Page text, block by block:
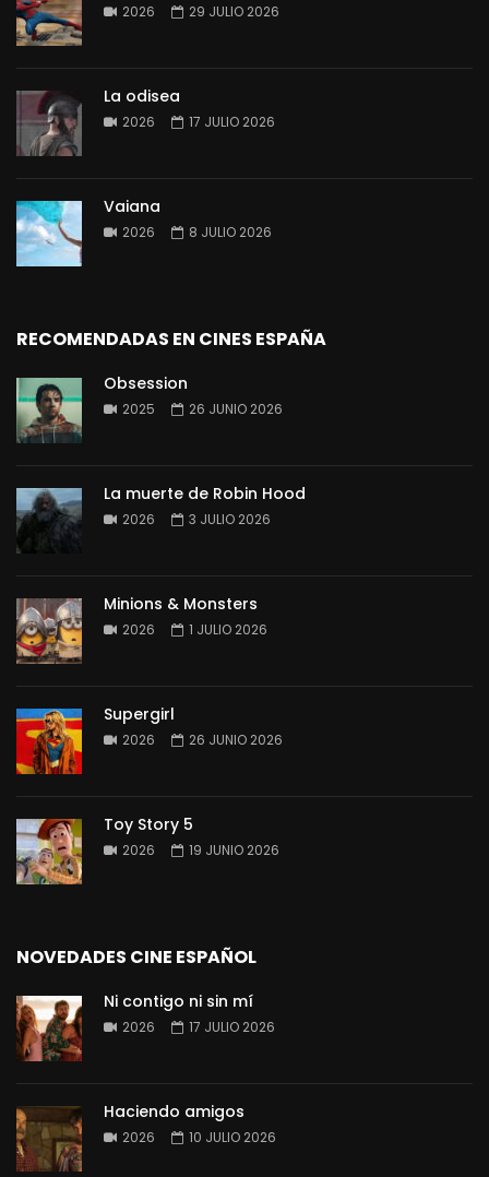
2026 29 JULIO 2026
La odisea
2026 17 JULIO 2026
Vaiana
2026 8 JULIO 2026
RECOMENDADAS EN CINES ESPAÑA
Obsession
2025 26 JUNIO 2026
La muerte de Robin Hood
2026 3 JULIO 2026
Minions & Monsters
2026 1 JULIO 2026
Supergirl
2026 26 JUNIO 2026
Toy Story 5
2026 19 JUNIO 2026
NOVEDADES CINE ESPAÑOL
Ni contigo ni sin mí
2026 17 JULIO 2026
Haciendo amigos
2026 10 JULIO 2026